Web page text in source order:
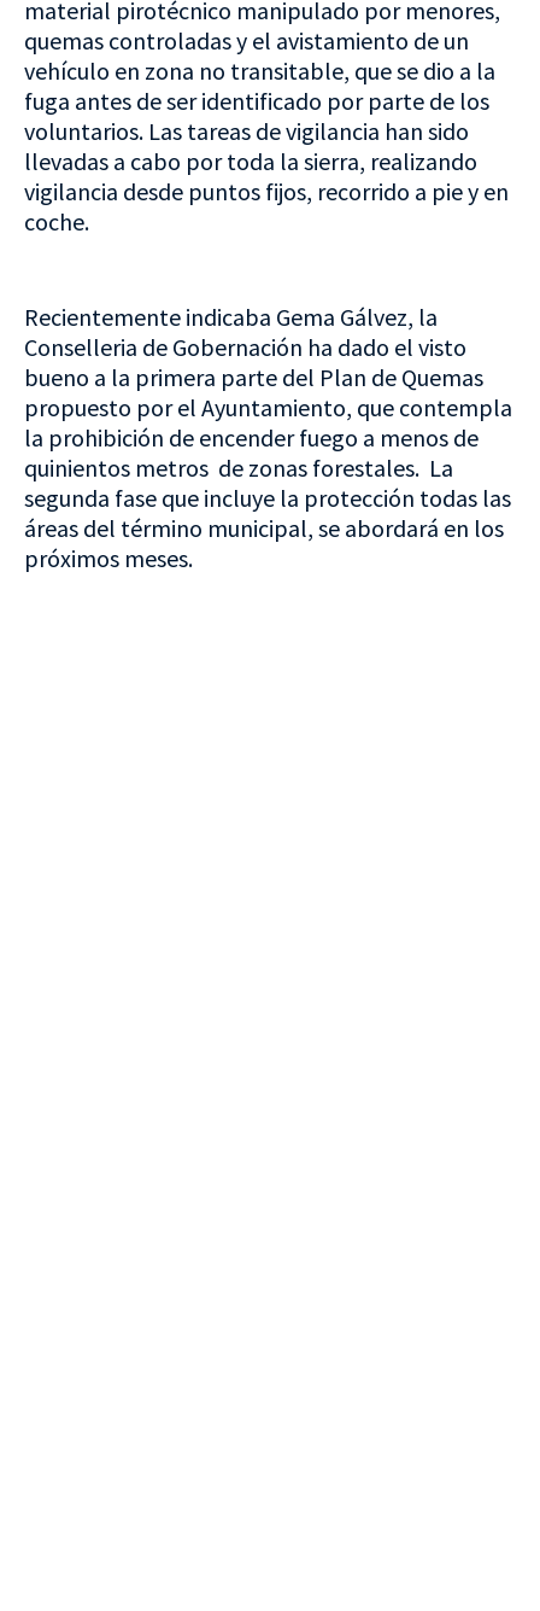
material pirotécnico manipulado por menores,
quemas controladas y el avistamiento de un
vehículo en zona no transitable, que se dio a la
fuga antes de ser identificado por parte de los
voluntarios. Las tareas de vigilancia han sido
llevadas a cabo por toda la sierra, realizando
vigilancia desde puntos fijos, recorrido a pie y en
coche.
Recientemente indicaba Gema Gálvez, la
Conselleria de Gobernación ha dado el visto
bueno a la primera parte del Plan de Quemas
propuesto por el Ayuntamiento, que contempla
la prohibición de encender fuego a menos de
quinientos metros de zonas forestales. La
segunda fase que incluye la protección todas las
áreas del término municipal, se abordará en los
próximos meses.